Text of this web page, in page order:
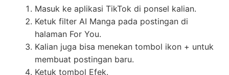
Masuk ke aplikasi TikTok di ponsel kalian.
Ketuk filter AI Manga pada postingan di
halaman For You.
Kalian juga bisa menekan tombol ikon + untuk
membuat postingan baru.
Ketuk tombol Efek.